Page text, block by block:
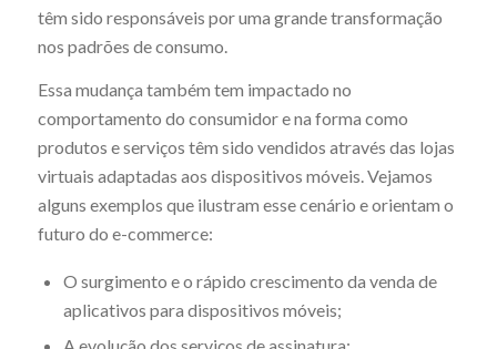
têm sido responsáveis por uma grande transformação
nos padrões de consumo.
Essa mudança também tem impactado no
comportamento do consumidor e na forma como
produtos e serviços têm sido vendidos através das lojas
virtuais adaptadas aos dispositivos móveis. Vejamos
alguns exemplos que ilustram esse cenário e orientam o
futuro do e-commerce:
O surgimento e o rápido crescimento da venda de
aplicativos para dispositivos móveis;